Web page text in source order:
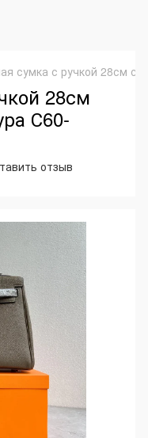
сумка с ручкой 28см
28см
С60-
отзыв